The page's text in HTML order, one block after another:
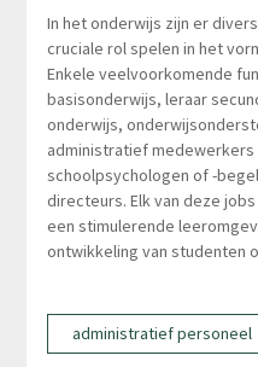
In het onderwijs zijn er
cruciale rol spelen in het
Enkele veelvoorkomende
basisonderwijs, leraar
onderwijs,
administratief
schoolpsychologen of -
directeurs. Elk van deze
een stimulerende
ontwikkeling van studenten
administratief personeel